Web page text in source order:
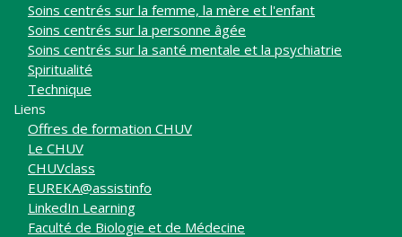
Soins centrés sur la femme, la mère et l'enfant
Soins centrés sur la personne âgée
Soins centrés sur la santé mentale et la psychiatrie
Spiritualité
Technique
Liens
Offres de formation CHUV
Le CHUV
CHUVclass
EUREKA@assistinfo
LinkedIn Learning
Faculté de Biologie et de Médecine